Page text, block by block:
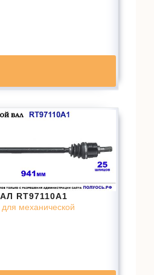
RT97110A1
механической